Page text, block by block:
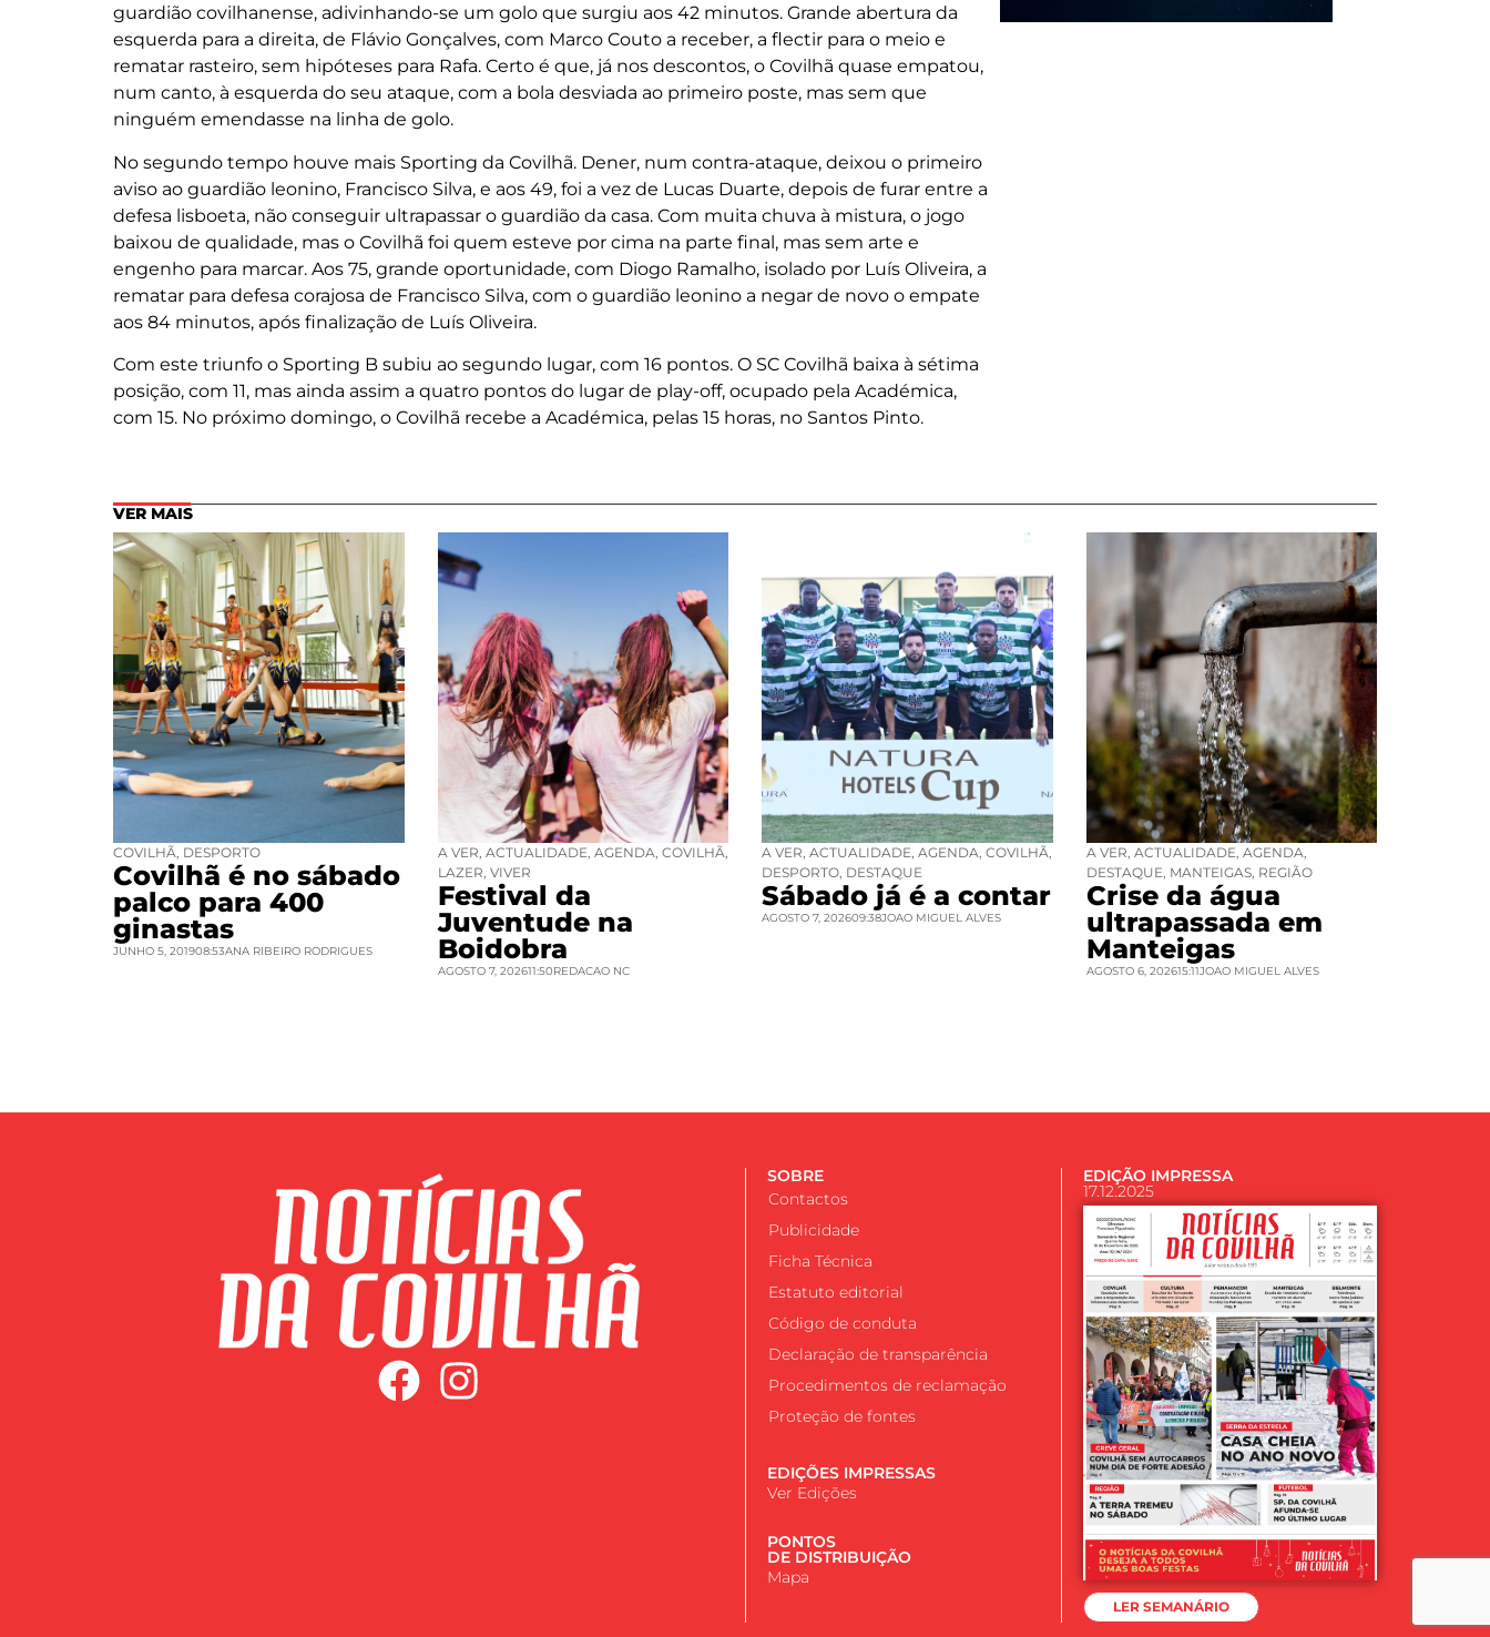
guardião covilhanense, adivinhando-se um golo que surgiu aos 42 minutos. Grande abertura da
esquerda para a direita, de Flávio Gonçalves, com Marco Couto a receber, a flectir para o meio e
rematar rasteiro, sem hipóteses para Rafa. Certo é que, já nos descontos, o Covilhã quase empatou,
num canto, à esquerda do seu ataque, com a bola desviada ao primeiro poste, mas sem que
ninguém emendasse na linha de golo.
No segundo tempo houve mais Sporting da Covilhã. Dener, num contra-ataque, deixou o primeiro
aviso ao guardião leonino, Francisco Silva, e aos 49, foi a vez de Lucas Duarte, depois de furar entre a
defesa lisboeta, não conseguir ultrapassar o guardião da casa. Com muita chuva à mistura, o jogo
baixou de qualidade, mas o Covilhã foi quem esteve por cima na parte final, mas sem arte e
engenho para marcar. Aos 75, grande oportunidade, com Diogo Ramalho, isolado por Luís Oliveira, a
rematar para defesa corajosa de Francisco Silva, com o guardião leonino a negar de novo o empate
aos 84 minutos, após finalização de Luís Oliveira.
Com este triunfo o Sporting B subiu ao segundo lugar, com 16 pontos. O SC Covilhã baixa à sétima
posição, com 11, mas ainda assim a quatro pontos do lugar de play-off, ocupado pela Académica,
com 15. No próximo domingo, o Covilhã recebe a Académica, pelas 15 horas, no Santos Pinto.
VER MAIS
COVILHÃ DESPORTO
Covilhã é no sábado
palco para 400
ginastas
JUNHO 5, 201908:53ANA RIBEIRO RODRIGUES
A VER ACTUALIDADE AGENDA COVILHÃ
LAZER VIVER
Festival da
Juventude na
Boidobra
AGOSTO 7, 202611:50REDACAO NC
A VER ACTUALIDADE AGENDA COVILHÃ
DESPORTO DESTAQUE
Sábado já é a contar
AGOSTO 7, 202609:38JOAO MIGUEL ALVES
A VER ACTUALIDADE AGENDA
DESTAQUE MANTEIGAS, REGIÃO
Crise da água
ultrapassada em
Manteigas
AGOSTO 6, 202615:11JOAO MIGUEL ALVES
SOBRE
Contactos
Publicidade
Ficha Técnica
Estatuto editorial
Código de conduta
Declaração de transparência
Procedimentos de reclamação
Proteção de fontes
EDIÇÕES IMPRESSAS
Ver Edições
PONTOS
DE DISTRIBUIÇÃO
Mapa
EDIÇÃO IMPRESSA
17.12.2025
LER SEMANÁRIO